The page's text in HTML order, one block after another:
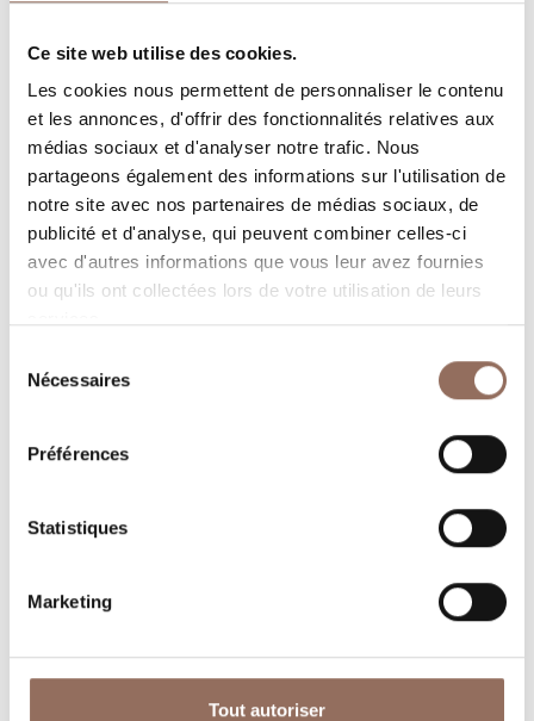
Ce site web utilise des cookies.
Les cookies nous permettent de personnaliser le contenu
et les annonces, d'offrir des fonctionnalités relatives aux
médias sociaux et d'analyser notre trafic. Nous
partageons également des informations sur l'utilisation de
notre site avec nos partenaires de médias sociaux, de
publicité et d'analyse, qui peuvent combiner celles-ci
avec d'autres informations que vous leur avez fournies
ou qu'ils ont collectées lors de votre utilisation de leurs
Nécessaires
Préférences
Statistiques
Marketing
Tout autoriser
Rooms number:3
Nombre de salles de bains:3
Beds number:6
Vos vacances
Programmez où dormir, où manger, quoi faire et visiter
gardant un œil sur la météo en temps réel